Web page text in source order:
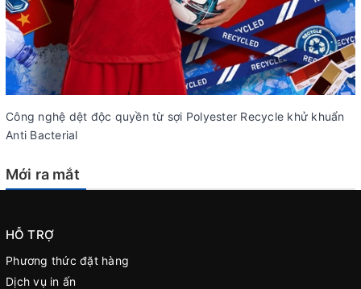
Công nghệ dệt độc quyền từ sợi Polyester Recycle khử khuẩn
Anti Bacterial
Mới ra mắt
HỖ TRỢ
Phương thức đặt hàng
Dịch vụ in ấn